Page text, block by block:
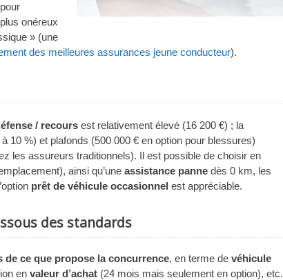
pour
onéreux
» (une
des meilleures assurances jeune conducteur).
/ recours est relativement élevé (16 200 €) ; la
10 %) et plafonds (500 000 € en option pour blessures)
les assureurs traditionnels). Il est possible de choisir en
ainsi qu’une assistance panne dès 0 km, les
prêt de véhicule occasionnel est appréciable.
des standards
de ce que propose la concurrence, en terme de véhicule
en valeur d’achat (24 mois mais seulement en option), etc.